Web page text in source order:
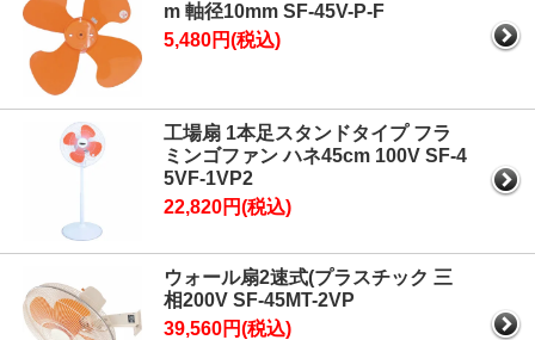
m 軸径10mm SF-45V-P-F
5,480円(税込)
工場扇 1本足スタンドタイプ フラ
ミンゴファン ハネ45cm 100V SF-4
5VF-1VP2
22,820円(税込)
ウォール扇2速式(プラスチック 三
相200V SF-45MT-2VP
39,560円(税込)